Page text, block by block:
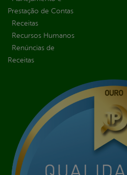
Prestação de Contas
Receitas
Recursos Humanos
Renúncias de
Receitas